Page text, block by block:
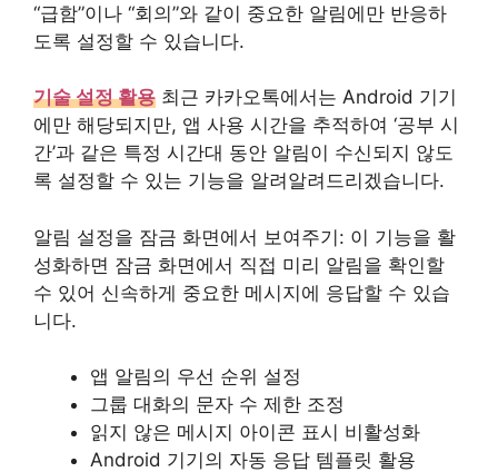
“급함”이나 “회의”와 같이 중요한 알림에만 반응하
도록 설정할 수 있습니다.
기술 설정 활용 최근 카카오톡에서는 Android 기기
에만 해당되지만, 앱 사용 시간을 추적하여 ‘공부 시
간’과 같은 특정 시간대 동안 알림이 수신되지 않도
록 설정할 수 있는 기능을 알려알려드리겠습니다.
알림 설정을 잠금 화면에서 보여주기: 이 기능을 활
성화하면 잠금 화면에서 직접 미리 알림을 확인할
수 있어 신속하게 중요한 메시지에 응답할 수 있습
니다.
앱 알림의 우선 순위 설정
그룹 대화의 문자 수 제한 조정
읽지 않은 메시지 아이콘 표시 비활성화
Android 기기의 자동 응답 템플릿 활용